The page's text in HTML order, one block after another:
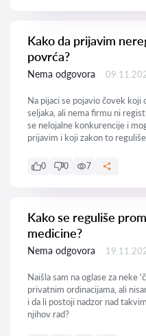
Kako da prijavim
povrća?
Nema odgovora
Na pijaci se pojavio čovek
seljaka, ali nema firmu ni
se nelojalne konkurencije i
prijavim i koji zakon to
0 0 7
Kako se reguliše
medicine?
Nema odgovora
Naišla sam na oglase za neke
privatnim ordinacijama, ali
i da li postoji nadzor nad
njihov rad?